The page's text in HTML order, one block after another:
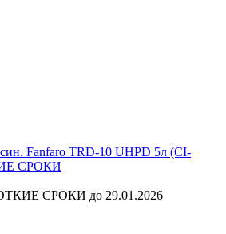
Fanfaro TRD-10 UHPD 5л (CI-
СРОКИ
СРОКИ до 29.01.2026